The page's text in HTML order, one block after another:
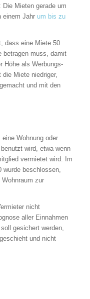
Mieten gerade um
einem Jahr um bis zu
dass eine Miete 50
betragen muss, damit
Höhe als Werbungs­
Miete niedriger,
und mit den
Wohnung oder
wird, etwa wenn
vermietet wird. Im
wurde beschlossen,
zur
nicht
aller Einnahmen
gesichert werden,
und nicht